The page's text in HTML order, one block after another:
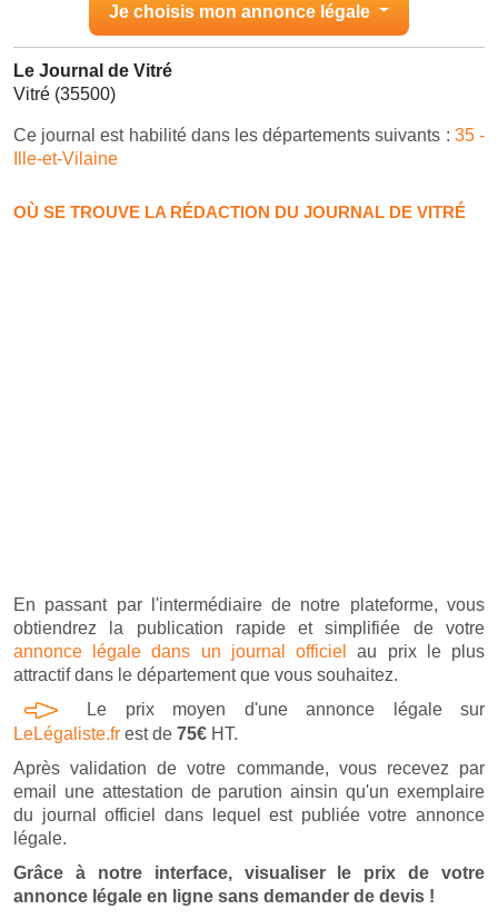
Je choisis mon annonce légale
Le Journal de Vitré
Vitré (35500)
Ce journal est habilité dans les départements suivants : 35 -
Ille-et-Vilaine
OÙ SE TROUVE LA RÉDACTION DU JOURNAL DE VITRÉ
En passant par l'intermédiaire de notre plateforme, vous
obtiendrez la publication rapide et simplifiée de votre
annonce légale dans un journal officiel
au prix le plus
attractif dans le département que vous souhaitez.
Le prix moyen d'une annonce légale sur
LeLégaliste.fr est de 75€ HT.
Après validation de votre commande, vous recevez par
email une attestation de parution ainsin qu'un exemplaire
du journal officiel dans lequel est publiée votre annonce
légale.
Grâce à notre interface, visualiser le prix de votre
annonce légale en ligne sans demander de devis !